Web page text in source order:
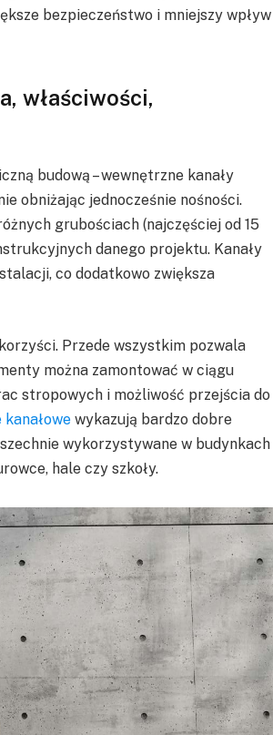
bezpieczeństwo i mniejszy wpływ
właściwości,
budową – wewnętrzne kanały
obniżając jednocześnie nośności.
grubościach (najczęściej od 15
danego projektu. Kanały
co dodatkowo zwiększa
Przede wszystkim pozwala
można zamontować w ciągu
stropowych i możliwość przejścia do
wykazują bardzo dobre
wykorzystywane w budynkach
hale czy szkoły.